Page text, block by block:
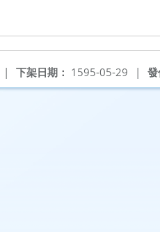
發
下架日期： 1595-05-29 |
|